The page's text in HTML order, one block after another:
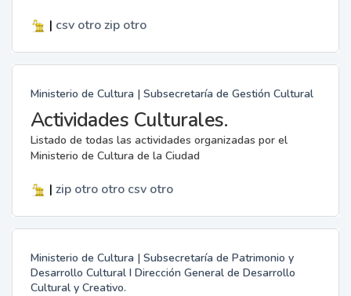
| csv otro zip otro
Ministerio de Cultura | Subsecretaría de Gestión Cultural
Actividades Culturales.
Listado de todas las actividades organizadas por el
Ministerio de Cultura de la Ciudad
| zip otro otro csv otro
Ministerio de Cultura | Subsecretaría de Patrimonio y
Desarrollo Cultural I Dirección General de Desarrollo
Cultural y Creativo.